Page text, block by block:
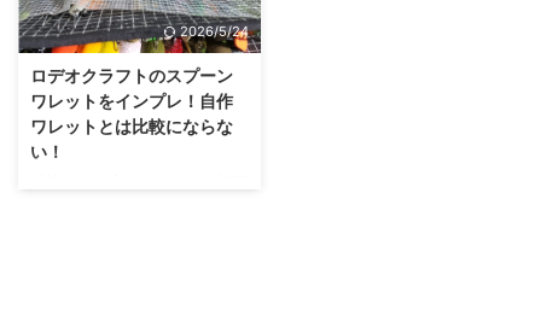
2026/5/24
ロデオクラフトのスプーン
ワレットをインプレ！自作
ワレットとは比較にならな
い！